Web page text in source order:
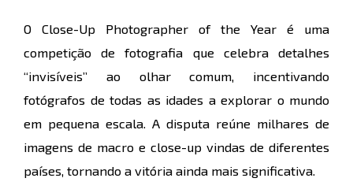
O Close-Up Photographer of the Year é uma
competição de fotografia que celebra detalhes
“invisíveis” ao olhar comum, incentivando
fotógrafos de todas as idades a explorar o mundo
em pequena escala. A disputa reúne milhares de
imagens de macro e close-up vindas de diferentes
países, tornando a vitória ainda mais significativa.